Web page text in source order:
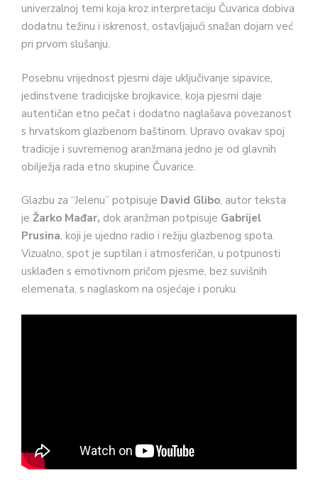
univerzalnoj temi koja kroz interpretaciju Čuvarica dobiva
dodatnu težinu i iskrenost, ostavljajući snažan dojam već
pri prvom slušanju.
Posebnu vrijednost pjesmi daje uključivanje sipavice,
jedinstvene tradicijske brojkavice, koja pjesmi daje
autentičan etno pečat i dodatno naglašava povezanost
s hrvatskom glazbenom baštinom. Upravo ovakav spoj
tradicije i suvremenog aranžmana jedno je od glavnih
obilježja rada etno skupine Čuvarice.
Glazbu za “Jelenu” potpisuje David Glibo, autor teksta
je Žarko Mađar, dok aranžman potpisuje Gabrijel
Prusina, koji je ujedno radio i režiju glazbenog spota.
Vizualno, spot je suptilan i atmosferičan, u potpunosti
usklađen s emotivnom pričom pjesme, bez suvišnih
elemenata, s naglaskom na osjećaje i poruku.